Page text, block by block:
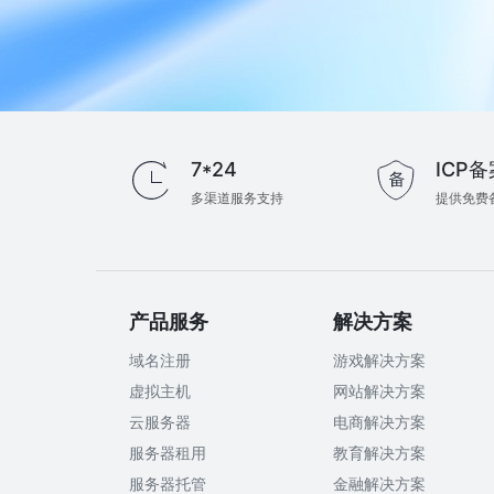
7*24
多渠道服务支持
ICP备
提供免费
产品服务
域名注册
虚拟主机
云服务器
服务器租用
服务器托管
解决方案
游戏解决方案
网站解决方案
电商解决方案
教育解决方案
金融解决方案